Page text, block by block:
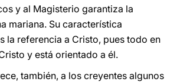
y al Magisterio garantiza la
mariana. Su característica
la referencia a Cristo, pues todo en
y está orientado a él.
también, a los creyentes algunos